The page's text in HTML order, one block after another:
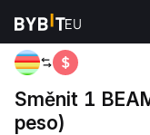
Domů BEAM to MXN
Směnit 1
peso)